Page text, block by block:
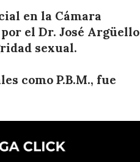
en la Cámara
el Dr. José Argüello
sexual.
como P.B.M., fue